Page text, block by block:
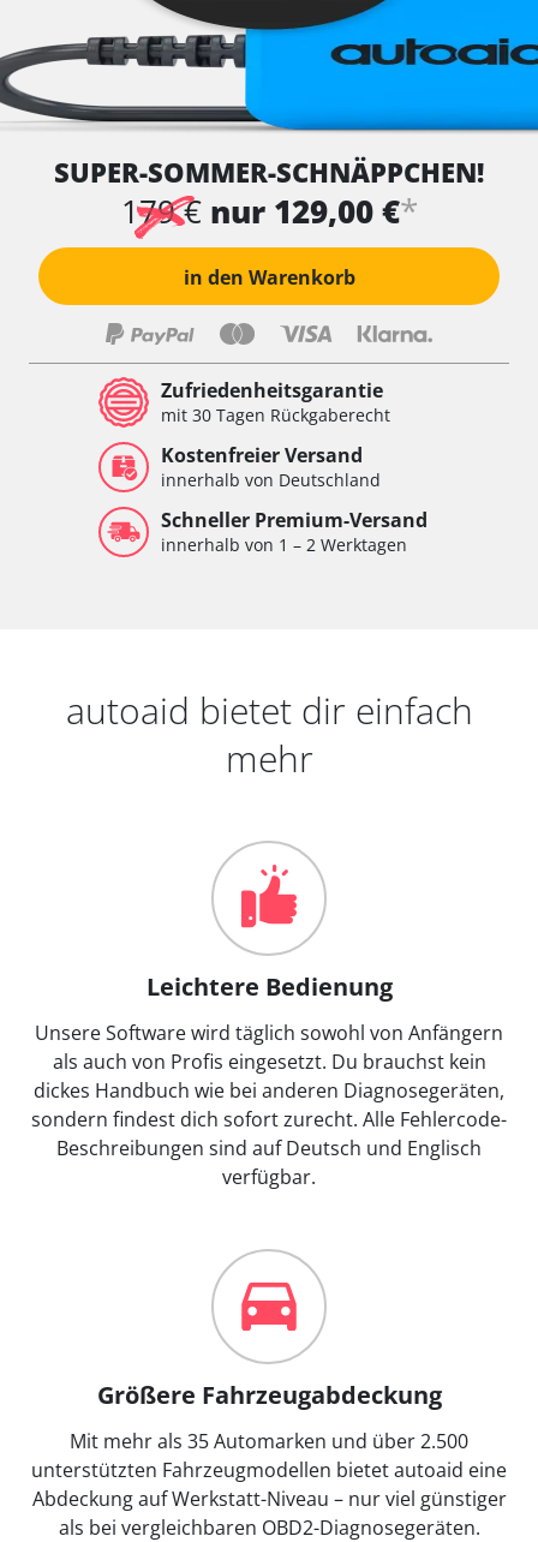
SUPER-SOMMER-SCHNÄPPCHEN!
179 € nur 129,00 €*
in den Warenkorb
Zufriedenheitsgarantie
mit 30 Tagen Rückgaberecht
Kostenfreier Versand
innerhalb von Deutschland
Schneller Premium-Versand
innerhalb von 1 – 2 Werktagen
autoaid bietet dir einfach
mehr
Leichtere Bedienung
Unsere Software wird täglich sowohl von Anfängern
als auch von Profis eingesetzt. Du brauchst kein
dickes Handbuch wie bei anderen Diagnosegeräten,
sondern findest dich sofort zurecht. Alle Fehlercode-
Beschreibungen sind auf Deutsch und Englisch
verfügbar.
Größere Fahrzeugabdeckung
Mit mehr als 35 Automarken und über 2.500
unterstützten Fahrzeugmodellen bietet autoaid eine
Abdeckung auf Werkstatt-Niveau – nur viel günstiger
als bei vergleichbaren OBD2-Diagnosegeräten.